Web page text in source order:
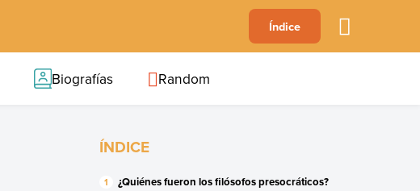
B C F
Índice
Biografías Random
ÍNDICE
¿Quiénes fueron los filósofos presocráticos?